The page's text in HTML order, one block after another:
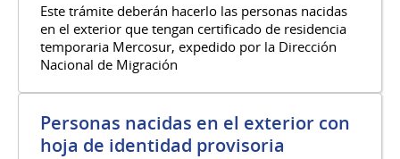
Este trámite deberán hacerlo las personas nacidas
en el exterior que tengan certificado de residencia
temporaria Mercosur, expedido por la Dirección
Nacional de Migración
Personas nacidas en el exterior con
hoja de identidad provisoria